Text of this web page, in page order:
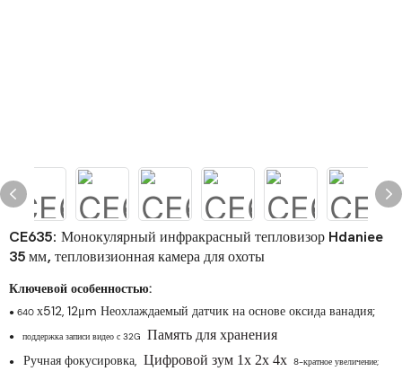
CE635: Монокулярный инфракрасный тепловизор Hdaniee
35 мм, тепловизионная камера для охоты
Ключевой особенностью:
● 640 х512, 12μm Неохлаждаемый датчик на основе оксида ванадия;
● поддержка записи видео с 32G Память для хранения
● Ручная фокусировка, Цифровой зум 1x 2x 4x 8-кратное увеличение;